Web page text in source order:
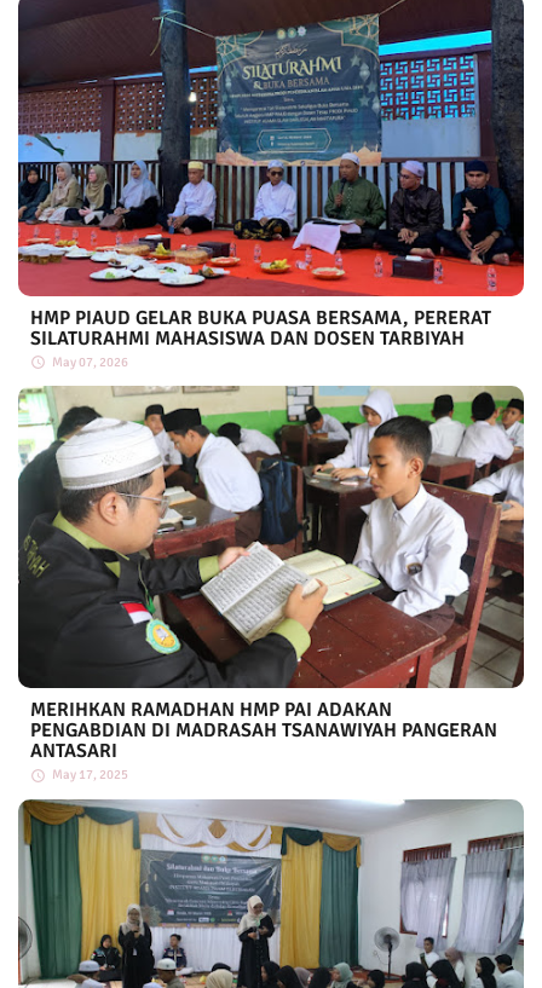
HMP PIAUD GELAR BUKA PUASA BERSAMA, PERERAT
SILATURAHMI MAHASISWA DAN DOSEN TARBIYAH
May 07, 2026
MERIHKAN RAMADHAN HMP PAI ADAKAN
PENGABDIAN DI MADRASAH TSANAWIYAH PANGERAN
ANTASARI
May 17, 2025